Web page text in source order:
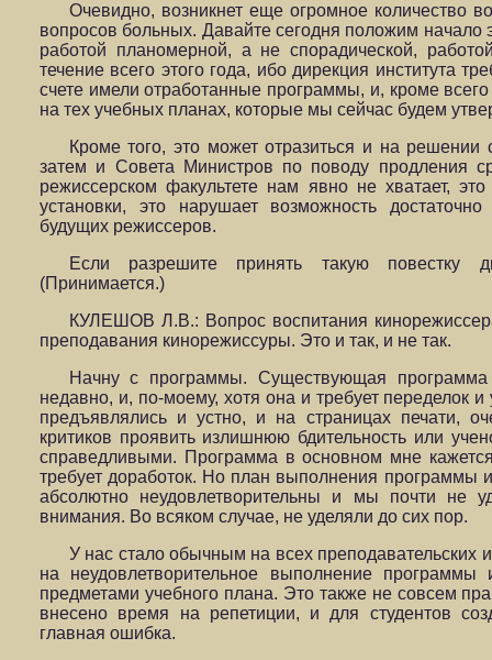
Очевидно, возникнет еще огромное количество
вопросов больных. Давайте сегодня положим начало
работой планомерной, а не спорадической,
течение всего этого года, ибо дирекция института
счете имели отработанные программы, и, кроме
на тех учебных планах, которые мы сейчас будем
Кроме того, это может отразиться и на решении
затем и Совета Министров по поводу продления
режиссерском факультете нам явно не хватает,
установки, это нарушает возможность
будущих режиссеров.
Если разрешите принять такую повестку
(Принимается.)
КУЛЕШОВ Л.В.: Вопрос воспитания
преподавания кинорежиссуры. Это и так, и не так.
Начну с программы. Существующая
недавно, и, по-моему, хотя она и требует переделок
предъявлялись и устно, и на страницах печати,
критиков проявить излишнюю бдительность или
справедливыми. Программа в основном мне
требует доработок. Но план выполнения программы
абсолютно неудовлетворительны и мы почти не
внимания. Во всяком случае, не уделяли до сих пор.
У нас стало обычным на всех преподавательских
на неудовлетворительное выполнение программы
предметами учебного плана. Это также не совсем
внесено время на репетиции, и для студентов
главная ошибка.